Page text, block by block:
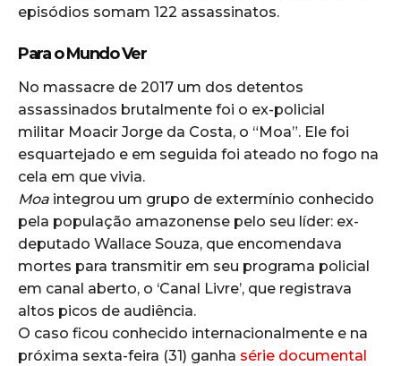
episódios somam 122 assassinatos.
Para o Mundo Ver
No massacre de 2017 um dos detentos
assassinados brutalmente foi o ex-policial
militar Moacir Jorge da Costa, o “Moa”. Ele foi
esquartejado e em seguida foi ateado no fogo na
cela em que vivia.
Moa integrou um grupo de extermínio conhecido
pela população amazonense pelo seu líder: ex-
deputado Wallace Souza, que encomendava
mortes para transmitir em seu programa policial
em canal aberto, o ‘Canal Livre’, que registrava
altos picos de audiência.
O caso ficou conhecido internacionalmente e na
próxima sexta-feira (31) ganha série documental